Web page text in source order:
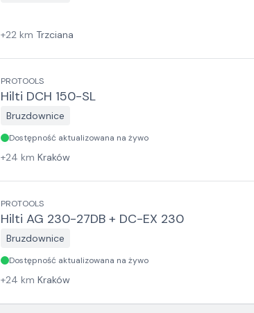
+22 km Trzciana
PROTOOLS
Hilti DCH 150-SL
Bruzdownice
Dostępność aktualizowana na żywo
+24 km Kraków
PROTOOLS
Hilti AG 230-27DB + DC-EX 230
Bruzdownice
Dostępność aktualizowana na żywo
+24 km Kraków